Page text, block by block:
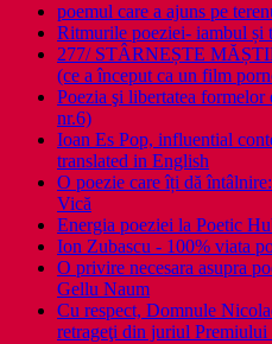
poemul care a ajuns pe
Ritmurile poeziei- iambul și
277/ STÂRNEȘTE
(ce a început ca un film
Poezia şi libertatea
nr.6)
Ioan Es Pop, influential
translated in English
O poezie care îți dă
Vică
Energia poeziei la Poetic
Ion Zubascu - 100% viata
O privire necesara asupra
Gellu Naum
Cu respect, Domnule
retrageţi din juriul